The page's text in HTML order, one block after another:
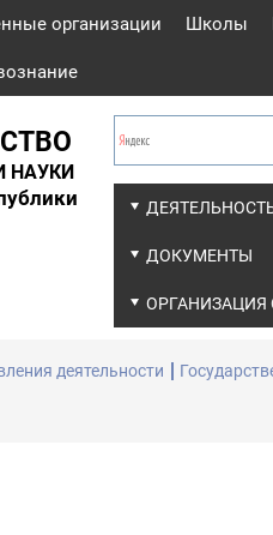
организации Школы
НАУКИ
ДОКУМЕНТЫ
ОРГАНИЗАЦИЯ
деятельности